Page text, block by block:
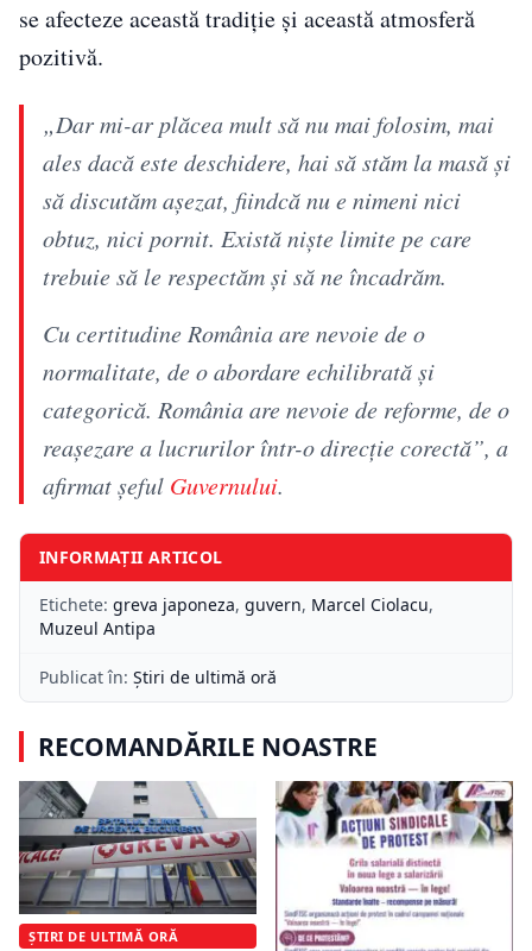
se afecteze această tradiție și această atmosferă
pozitivă.
„Dar mi-ar plăcea mult să nu mai folosim, mai
ales dacă este deschidere, hai să stăm la masă şi
să discutăm aşezat, fiindcă nu e nimeni nici
obtuz, nici pornit. Există nişte limite pe care
trebuie să le respectăm şi să ne încadrăm.
Cu certitudine România are nevoie de o
normalitate, de o abordare echilibrată şi
categorică. România are nevoie de reforme, de o
reaşezare a lucrurilor într-o direcţie corectă”, a
afirmat şeful Guvernului.
INFORMAȚII ARTICOL
Etichete: greva japoneza, guvern, Marcel Ciolacu,
Muzeul Antipa
Publicat în: Știri de ultimă oră
RECOMANDĂRILE NOASTRE
ȘTIRI DE ULTIMĂ ORĂ